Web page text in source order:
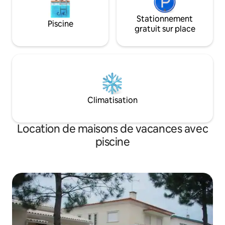
Piscine
Stationnement
gratuit sur place
Climatisation
Location de maisons de vacances avec
piscine